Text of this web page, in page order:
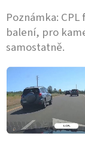
Poznámka:
balení, pro
samostatně.